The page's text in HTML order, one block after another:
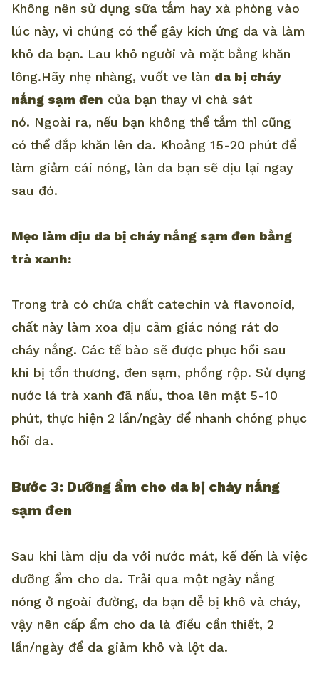
Không nên sử dụng sữa tắm hay xà phòng vào
lúc này, vì chúng có thể gây kích ứng da và làm
khô da bạn. Lau khô người và mặt bằng khăn
lông.Hãy nhẹ nhàng, vuốt ve làn da bị cháy
nắng sạm đen của bạn thay vì chà sát
nó. Ngoài ra, nếu bạn không thể tắm thì cũng
có thể đắp khăn lên da. Khoảng 15-20 phút để
làm giảm cái nóng, làn da bạn sẽ dịu lại ngay
sau đó.
Mẹo làm dịu da bị cháy nắng sạm đen bằng
trà xanh:
Trong trà có chứa chất catechin và flavonoid,
chất này làm xoa dịu cảm giác nóng rát do
cháy nắng. Các tế bào sẽ được phục hồi sau
khi bị tổn thương, đen sạm, phồng rộp. Sử dụng
nước lá trà xanh đã nấu, thoa lên mặt 5-10
phút, thực hiện 2 lần/ngày để nhanh chóng phục
hồi da.
Bước 3: Dưỡng ẩm cho da bị cháy nắng
sạm đen
Sau khi làm dịu da với nước mát, kế đến là việc
dưỡng ẩm cho da. Trải qua một ngày nắng
nóng ở ngoài đường, da bạn dễ bị khô và cháy,
vậy nên cấp ẩm cho da là điều cần thiết, 2
lần/ngày để da giảm khô và lột da.